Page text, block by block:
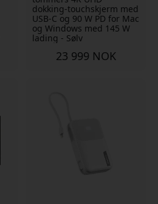
dokking-touchskjerm med
USB-C og 90 W PD for Mac
og Windows med 145 W
lading - Sølv
23 999 NOK